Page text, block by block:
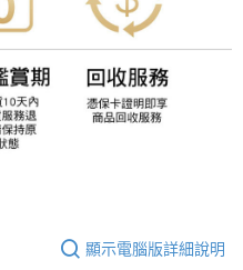
顯示電腦版詳細說明